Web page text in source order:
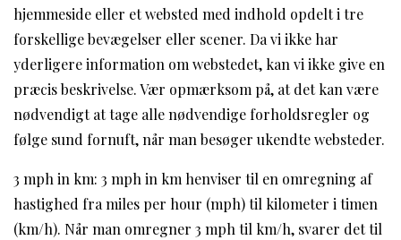
hjemmeside eller et websted med indhold opdelt i tre
forskellige bevægelser eller scener. Da vi ikke har
yderligere information om webstedet, kan vi ikke give en
præcis beskrivelse. Vær opmærksom på, at det kan være
nødvendigt at tage alle nødvendige forholdsregler og
følge sund fornuft, når man besøger ukendte websteder.
3 mph in km: 3 mph in km henviser til en omregning af
hastighed fra miles per hour (mph) til kilometer i timen
(km/h). Når man omregner 3 mph til km/h, svarer det til